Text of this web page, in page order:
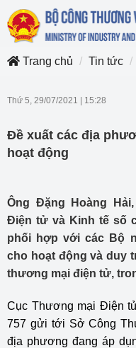
Trang chủ
Tin tức
Thứ 5, 29/07/2021 15:28
Đề xuất các địa
hoạt động
Ông Đặng Hoàng
Điện tử và Kinh tế số
phối hợp với các Bộ
cho hoạt động và duy
thương mại điện tử,
Cục Thương mại Điện
757 gửi tới Sở Công
địa phương đang áp